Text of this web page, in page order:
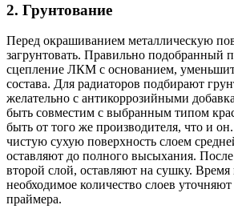
2. Грунтование
Перед окрашиванием металлическую
загрунтовать. Правильно подобранный
сцепление ЛКМ с основанием, уменьшит
состава. Для радиаторов подбирают
желательно с антикоррозийными
быть совместим с выбранным типом
быть от того же производителя, что и
чистую сухую поверхность слоем
оставляют до полного высыхания. После
второй слой, оставляют на сушку.
необходимое количество слоев
праймера.